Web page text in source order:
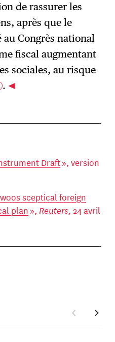
de rassurer les
après que le
Congrès national
fiscal augmentant
sociales, au risque
.
Draft», version
sceptical foreign
plan», Reuters, 24 avril